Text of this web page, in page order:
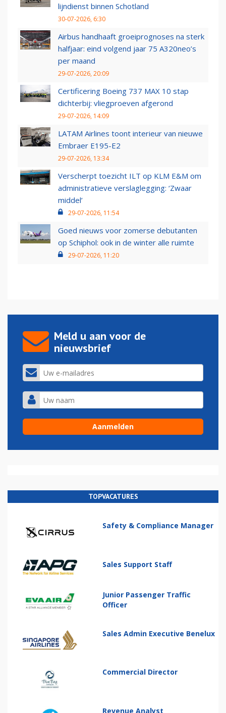
lijndienst binnen Schotland
30-07-2026, 6:30
Airbus handhaaft groeiprognoses na sterk
halfjaar: eind volgend jaar 75 A320neo’s
per maand
29-07-2026, 20:09
Certificering Boeing 737 MAX 10 stap
dichterbij: vliegproeven afgerond
29-07-2026, 14:09
LATAM Airlines toont interieur van nieuwe
Embraer E195-E2
29-07-2026, 13:34
Verscherpt toezicht ILT op KLM E&M om
administratieve verslaglegging: ‘Zwaar
middel’
29-07-2026, 11:54
Goed nieuws voor zomerse debutanten
op Schiphol: ook in de winter alle ruimte
29-07-2026, 11:20
Meld u aan voor de
nieuwsbrief
TOPVACATURES
Safety & Compliance Manager
Sales Support Staff
Junior Passenger Traffic
Officer
Sales Admin Executive Benelux
Commercial Director
Revenue Analyst